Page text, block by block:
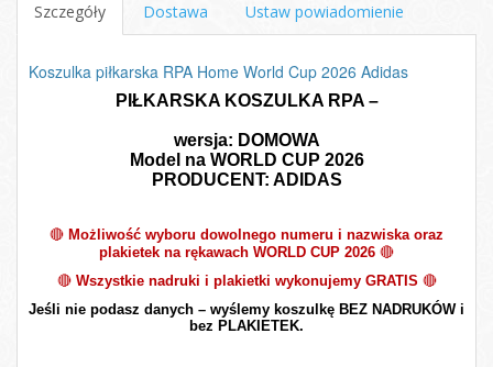
Szczegóły Dostawa Ustaw powiadomienie
Koszulka piłkarska RPA Home World Cup 2026 Adidas
PIŁKARSKA KOSZULKA RPA –
wersja: DOMOWA
Model na WORLD CUP 2026
PRODUCENT: ADIDAS
🔴 Możliwość wyboru dowolnego numeru i nazwiska oraz
plakietek na rękawach WORLD CUP 2026 🔴
🔴Wszystkie nadruki i plakietki wykonujemy GRATIS 🔴
Jeśli nie podasz danych – wyślemy koszulkę BEZ NADRUKÓW i
bez PLAKIETEK.